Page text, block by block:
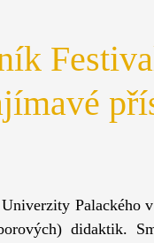
Palackého
didaktik.